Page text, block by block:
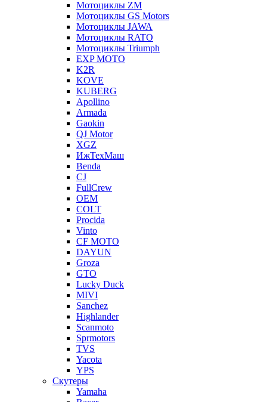
Мотоциклы ZM
Мотоциклы GS Motors
Мотоциклы JAWA
Мотоциклы RATO
Мотоциклы Triumph
EXP MOTO
K2R
KOVE
KUBERG
Apollino
Armada
Gaokin
QJ Motor
XGZ
ИжТехМаш
Benda
CJ
FullCrew
OEM
COLT
Procida
Vinto
CF MOTO
DAYUN
Groza
GTO
Lucky Duck
MIVI
Sanchez
Highlander
Scanmoto
Sprmotors
TVS
Yacota
YPS
Скутеры
Yamaha